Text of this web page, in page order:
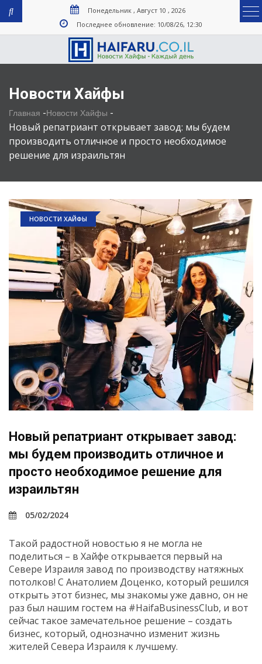
Понедельник , Август 10 , 2026
Последнее обновление: 10/08/26, 12:30
Новости Хайфы
Главная -Новости Хайфы -
Новый репатриант открывает завод: мы будем
производить отличное и просто необходимое
решение для израильтян
НОВОСТИ ХАЙФЫ
Новый репатриант открывает завод:
мы будем производить отличное и
просто необходимое решение для
израильтян
05/02/2024
Такой радостной новостью я не могла не
поделиться – в Хайфе открывается первый на
Севере Израиля завод по производству натяжных
потолков! С Анатолием Доценко, который решился
открыть этот бизнес, мы знакомы уже давно, он не
раз был нашим гостем на #HaifaBusinessClub, и вот
сейчас такое замечательное решение – создать
бизнес, который, однозначно изменит жизнь
жителей Севера Израиля к лучшему.